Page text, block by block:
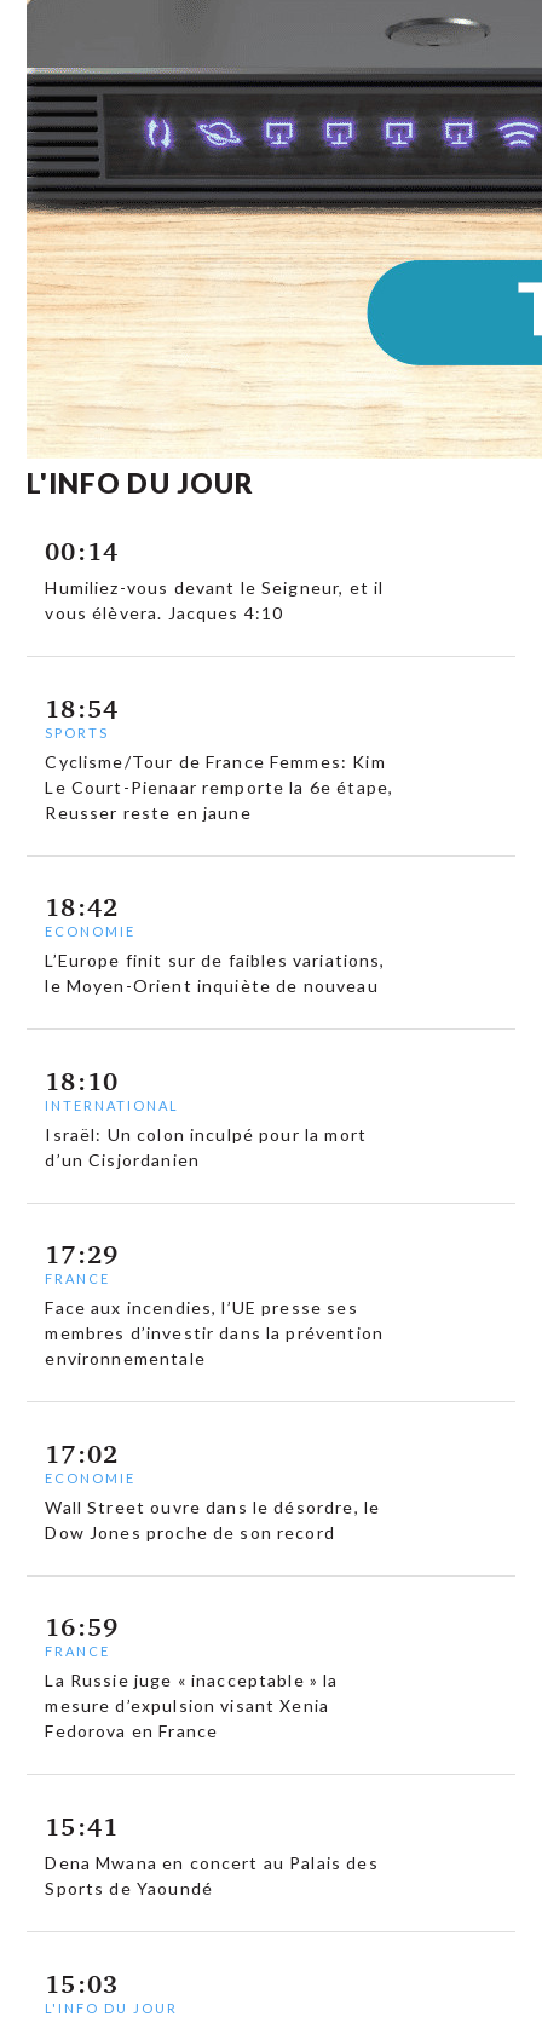
L'INFO DU JOUR
00:14
Humiliez-vous devant le Seigneur, et il
vous élèvera. Jacques 4:10
18:54
SPORTS
Cyclisme/Tour de France Femmes: Kim
Le Court-Pienaar remporte la 6e étape,
Reusser reste en jaune
18:42
ECONOMIE
L’Europe finit sur de faibles variations,
le Moyen-Orient inquiète de nouveau
18:10
INTERNATIONAL
Israël: Un colon inculpé pour la mort
d’un Cisjordanien
17:29
FRANCE
Face aux incendies, l’UE presse ses
membres d’investir dans la prévention
environnementale
17:02
ECONOMIE
Wall Street ouvre dans le désordre, le
Dow Jones proche de son record
16:59
FRANCE
La Russie juge « inacceptable » la
mesure d’expulsion visant Xenia
Fedorova en France
15:41
Dena Mwana en concert au Palais des
Sports de Yaoundé
15:03
L'INFO DU JOUR